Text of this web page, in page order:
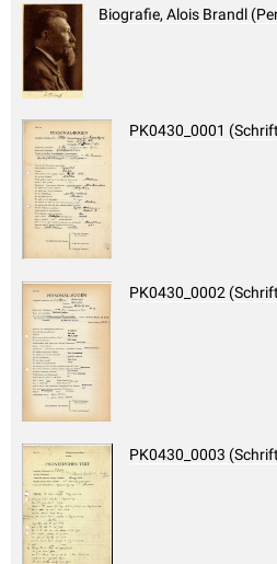
Biografie, Alois Brandl
PK0430_0001
PK0430_0002
PK0430_0003